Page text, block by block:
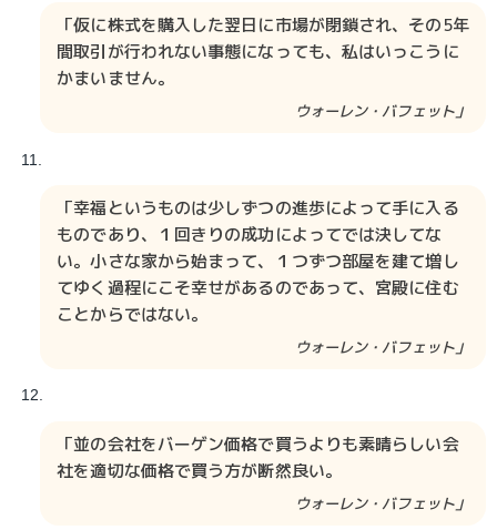
「仮に株式を購入した翌日に市場が閉鎖され、その5年
間取引が行われない事態になっても、私はいっこうに
かまいません。
ウォーレン・バフェット」
「幸福というものは少しずつの進歩によって手に入る
ものであり、１回きりの成功によってでは決してな
い。小さな家から始まって、１つずつ部屋を建て増し
てゆく過程にこそ幸せがあるのであって、宮殿に住む
ことからではない。
ウォーレン・バフェット」
「並の会社をバーゲン価格で買うよりも素晴らしい会
社を適切な価格で買う方が断然良い。
ウォーレン・バフェット」